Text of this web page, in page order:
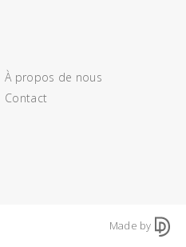
À propos de nous
Contact
Made by